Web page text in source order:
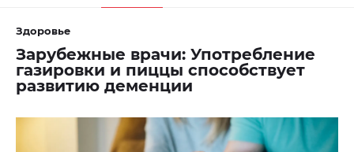
Здоровье
Зарубежные врачи: Употребление
газировки и пиццы способствует
развитию деменции